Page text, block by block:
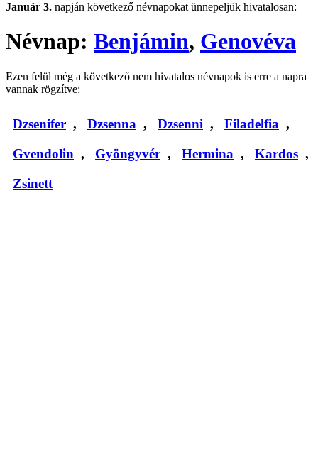
Január 3. napján következő névnapokat ünnepeljük hivatalosan:
Névnap: Benjámin, Genovéva
Ezen felül még a következő nem hivatalos névnapok is erre a napra
vannak rögzítve:
Dzsenifer , Dzsenna , Dzsenni , Filadelfia ,
Gvendolin , Gyöngyvér , Hermina , Kardos ,
Zsinett